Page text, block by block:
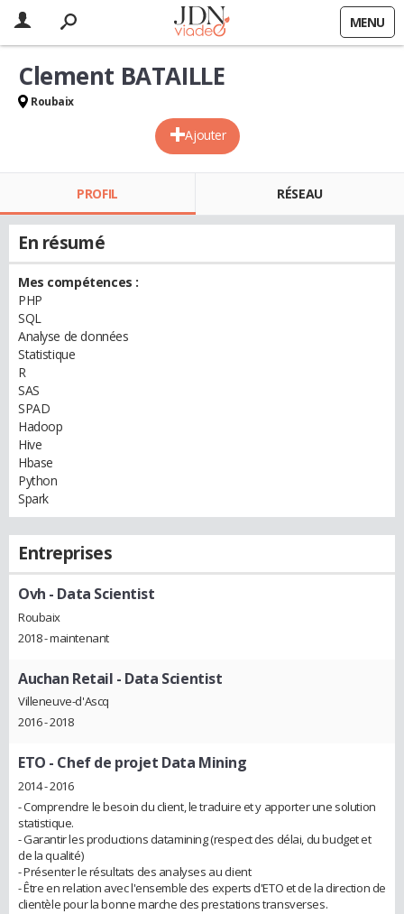
MENU
Ajouter
Clement BATAILLE
Roubaix
PROFIL RÉSEAU
En résumé
Mes compétences :
PHP
SQL
Analyse de données
Statistique
R
SAS
SPAD
Hadoop
Hive
Hbase
Python
Spark
Entreprises
Ovh - Data Scientist
Roubaix
2018 - maintenant
Auchan Retail - Data Scientist
Villeneuve-d'Ascq
2016 - 2018
ETO - Chef de projet Data Mining
2014 - 2016
- Comprendre le besoin du client, le traduire et y apporter une solution
statistique.
- Garantir les productions datamining (respect des délai, du budget et
de la qualité)
- Présenter le résultats des analyses au client
- Être en relation avec l'ensemble des experts d'ETO et de la direction de
clientèle pour la bonne marche des prestations transverses.